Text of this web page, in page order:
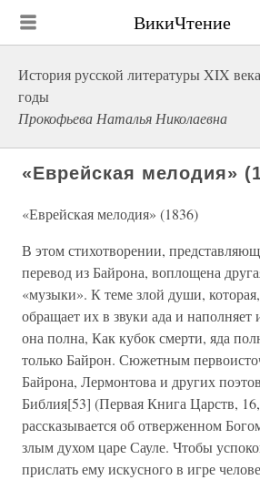
ВикиЧтение
История русской литературы XIX
годы
Прокофьева Наталья Николаевна
«Еврейская мелодия»
«Еврейская мелодия» (1836)
В этом стихотворении,
перевод из Байрона, воплощена
«музыки». К теме злой души,
обращает их в звуки ада и
она полна, Как кубок смерти, яда
только Байрон. Сюжетным
Байрона, Лермонтова и других
Библия[53] (Первая Книга Царств,
рассказывается об отверженном
злым духом царе Сауле. Чтобы
прислать ему искусного в игре